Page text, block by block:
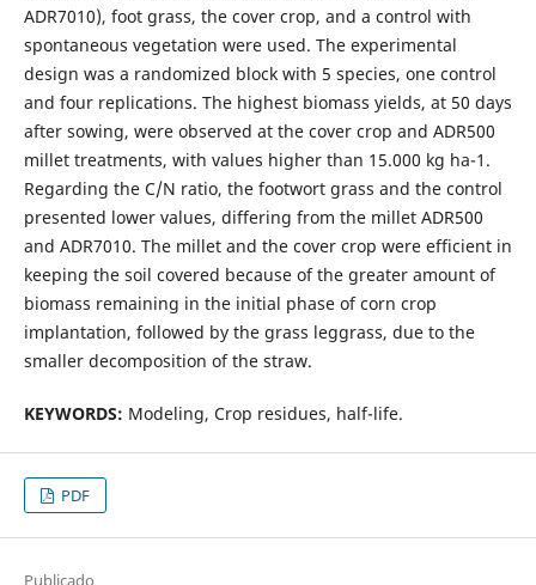
ADR7010), foot grass, the cover crop, and a control with
spontaneous vegetation were used. The experimental
design was a randomized block with 5 species, one control
and four replications. The highest biomass yields, at 50 days
after sowing, were observed at the cover crop and ADR500
millet treatments, with values higher than 15.000 kg ha-1.
Regarding the C/N ratio, the footwort grass and the control
presented lower values, differing from the millet ADR500
and ADR7010. The millet and the cover crop were efficient in
keeping the soil covered because of the greater amount of
biomass remaining in the initial phase of corn crop
implantation, followed by the grass leggrass, due to the
smaller decomposition of the straw.
KEYWORDS: Modeling, Crop residues, half-life.
PDF
Publicado